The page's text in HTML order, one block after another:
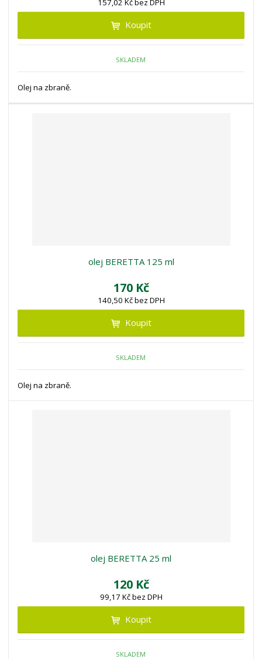
157,02 Kč bez DPH
Koupit
SKLADEM
Olej na zbraně.
olej BERETTA 125 ml
170 Kč
140,50 Kč bez DPH
Koupit
SKLADEM
Olej na zbraně.
olej BERETTA 25 ml
120 Kč
99,17 Kč bez DPH
Koupit
SKLADEM